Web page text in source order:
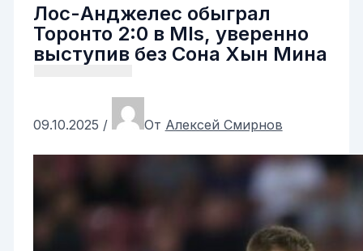
Лос-Анджелес обыграл
Торонто 2:0 в Mls, уверенно
выступив без Сона Хын Мина
09.10.2025 / От Алексей Смирнов